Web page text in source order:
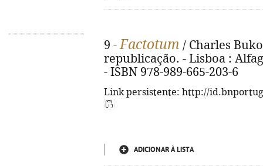
9 -Factotum / Charles
republicação. - Lisboa :
- ISBN 978-989-665-203-6
Link persistente: http://
ADICIONAR À LISTA